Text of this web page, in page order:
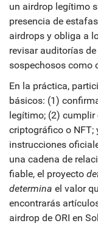
un airdrop legítimo
presencia de
airdrops y obliga a
revisar auditorías
sospechosos como
En la práctica,
básicos: (1)
legítimo; (2)
criptográfico o NFT;
instrucciones
una cadena de
fiable, el proyecto
determina el valor
encontrarás
airdrop de ORI en